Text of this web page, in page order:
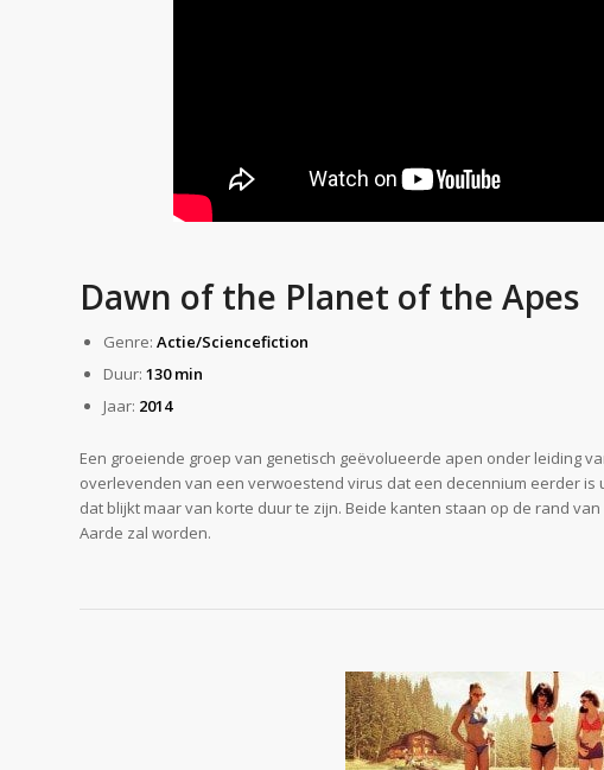
Dawn of the Planet of the Apes
Genre: Actie/Sciencefiction
Duur: 130 min
Jaar: 2014
Een groeiende groep van genetisch geëvolueerde apen onder leiding
overlevenden van een verwoestend virus dat een decennium eerder
dat blijkt maar van korte duur te zijn. Beide kanten staan op de rand
Aarde zal worden.